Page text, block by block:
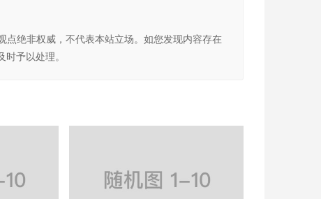
点绝非权威，不代表本站立场。如您发现内容存在
予以处理。